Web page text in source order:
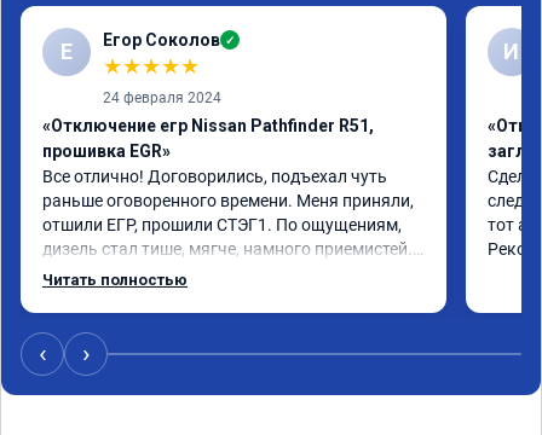
Е Егор Соколов ✓
★★★★★
24 февраля 2024
«Отключение егр Nissan Pathfinder R51,
прошивка EGR»
Все отлично! Договорились, подъехал чуть
раньше оговоренного времени. Меня приняли,
отшили ЕГР, прошили СТЭГ1. По ощущениям,
дизель стал тише, мягче, намного приемистей.
Прибавка в мощности ощущается, естественно,
Цена полностью соотвествовала объявленной
накануне.
Огромное спасибо.
Читать полностью
И
тот
‹ ›